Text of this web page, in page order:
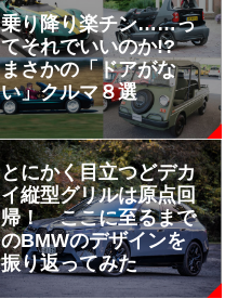
乗り降り楽チン……っ
てそれでいいのか!?
まさかの「ドアがな
い」クルマ８選
とにかく目立つどデカ
イ縦型グリルは原点回
帰！ ここに至るまで
のBMWのデザインを
振り返ってみた